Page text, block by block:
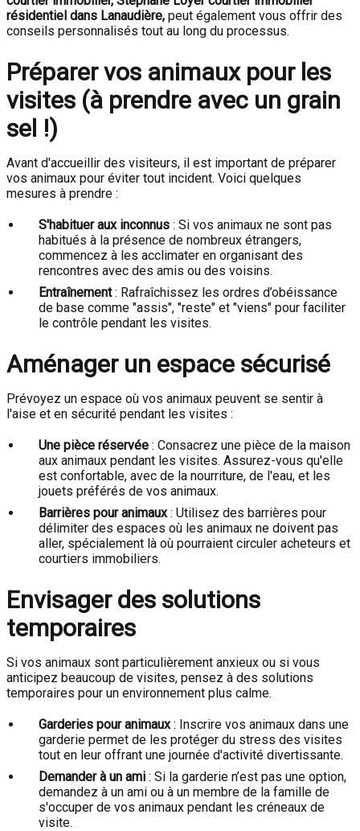
résidentiel dans Lanaudière, peut également vous offrir des
conseils personnalisés tout au long du processus.
Préparer vos animaux pour les
visites (à prendre avec un grain
sel !)
Avant d'accueillir des visiteurs, il est important de préparer
vos animaux pour éviter tout incident. Voici quelques
mesures à prendre :
S'habituer aux inconnus : Si vos animaux ne sont pas
habitués à la présence de nombreux étrangers,
commencez à les acclimater en organisant des
rencontres avec des amis ou des voisins.
Entraînement: Rafraîchissez les ordres d’obéissance
de base comme "assis", "reste" et "viens" pour faciliter
le contrôle pendant les visites.
Aménager un espace sécurisé
Prévoyez un espace où vos animaux peuvent se sentir à
l'aise et en sécurité pendant les visites :
Une pièce réservée : Consacrez une pièce de la maison
aux animaux pendant les visites. Assurez-vous qu'elle
est confortable, avec de la nourriture, de l'eau, et les
jouets préférés de vos animaux.
Barrières pour animaux: Utilisez des barrières pour
délimiter des espaces où les animaux ne doivent pas
aller, spécialement là où pourraient circuler acheteurs et
courtiers immobiliers.
Envisager des solutions
temporaires
Si vos animaux sont particulièrement anxieux ou si vous
anticipez beaucoup de visites, pensez à des solutions
temporaires pour un environnement plus calme.
Garderies pour animaux: Inscrire vos animaux dans une
garderie permet de les protéger du stress des visites
tout en leur offrant une journée d'activité divertissante.
Demander à un ami : Si la garderie n’est pas une option,
demandez à un ami ou à un membre de la famille de
s'occuper de vos animaux pendant les créneaux de
visite.